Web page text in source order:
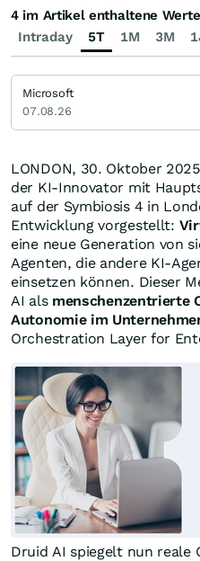
LONDON, 30. Oktober 2025
der KI-Innovator mit
auf der Symbiosis 4 in
Entwicklung vorgestellt:
eine neue Generation von
Agenten, die andere KI-
einsetzen können. Dieser
AI als menschenzentrierte
Autonomie im
Orchestration Layer for
Druid AI spiegelt nun reale
Intraday 5T 1M 3M
4 im Artikel enthaltene Werte
Microsoft
07.08.26